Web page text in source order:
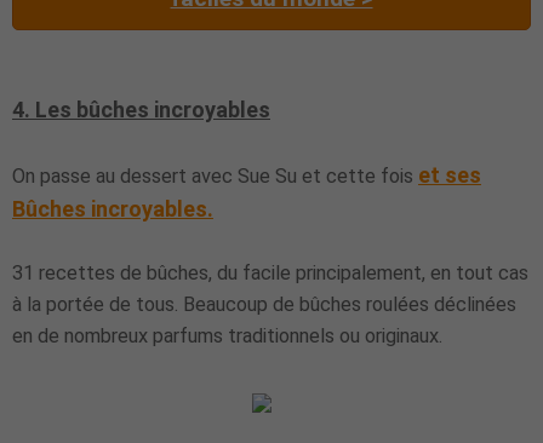
4. Les bûches incroyables
On passe au dessert avec Sue Su et cette fois et ses
Bûches incroyables.
31 recettes de bûches, du facile principalement, en tout cas
à la portée de tous. Beaucoup de bûches roulées déclinées
en de nombreux parfums traditionnels ou originaux.